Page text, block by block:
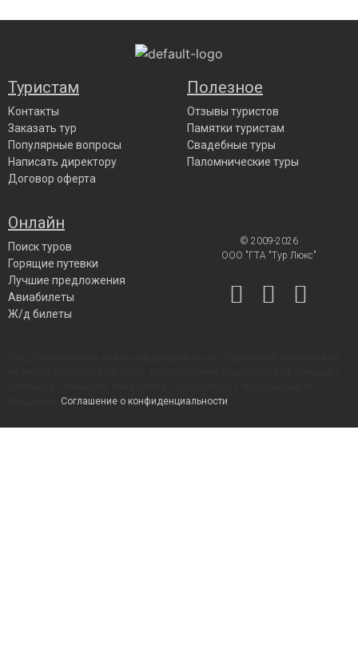
© 2009-2026
ООО "ГТА "Тур Люкс"
Онлайн
Поиск туров
Горящие путевки
Лучшие предложения
Авиабилеты
Ж/д билеты
Полезное
Отзывы туристов
Памятки туристам
Свадебные туры
Паломнические туры
Туристам
Контакты
Заказать тур
Популярные вопросы
Написать директору
Договор оферта
Соглашение о конфиденциальности